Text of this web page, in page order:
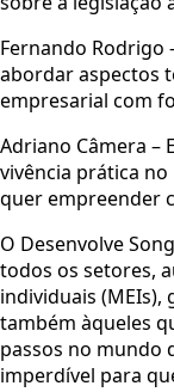
Fernando Rodrigo
abordar aspectos
empresarial com
Adriano Câmera –
vivência prática
quer empreender
O Desenvolve
todos os setores,
individuais (MEIs),
também àqueles
passos no mundo
imperdível para